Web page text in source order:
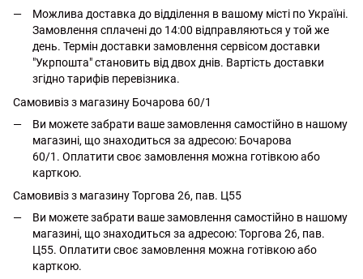
Можлива доставка до відділення в вашому місті по Україні.
Замовлення сплачені до 14:00 відправляються у той же
день. Термін доставки замовлення сервісом доставки
"Укрпошта" становить від двох днів. Вартість доставки
згідно тарифів перевізника.
Самовивіз з магазину Бочарова 60/1
Ви можете забрати ваше замовлення самостійно в нашому
магазині, що знаходиться за адресою: Бочарова
60/1. Оплатити своє замовлення можна готівкою або
карткою.
Самовивіз з магазину Торгова 26, пав. Ц55
Ви можете забрати ваше замовлення самостійно в нашому
магазині, що знаходиться за адресою: Торгова 26, пав.
Ц55. Оплатити своє замовлення можна готівкою або
карткою.